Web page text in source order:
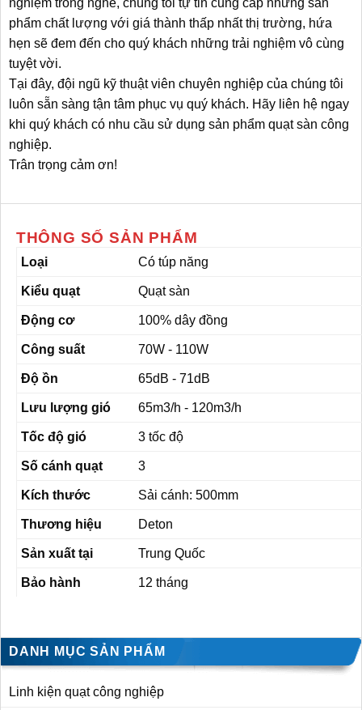
nghiệm trong nghề, chúng tôi tự tin cung cấp những sản
phẩm chất lượng với giá thành thấp nhất thị trường, hứa
hẹn sẽ đem đến cho quý khách những trải nghiệm vô cùng
tuyệt vời.
Tại đây, đội ngũ kỹ thuật viên chuyên nghiệp của chúng tôi
luôn sẵn sàng tận tâm phục vụ quý khách. Hãy liên hệ ngay
khi quý khách có nhu cầu sử dụng sản phẩm quạt sàn công
nghiệp.
Trân trọng cảm ơn!
THÔNG SỐ SẢN PHẨM
Loại Có túp năng
Kiểu quạt Quạt sàn
Động cơ 100% dây đồng
Công suất 70W - 110W
Độ ồn 65dB - 71dB
Lưu lượng gió 65m3/h - 120m3/h
Tốc độ gió 3 tốc độ
Số cánh quạt 3
Kích thước Sải cánh: 500mm
Thương hiệu Deton
Sản xuất tại Trung Quốc
Bảo hành 12 tháng
DANH MỤC SẢN PHẨM
Linh kiện quạt công nghiệp